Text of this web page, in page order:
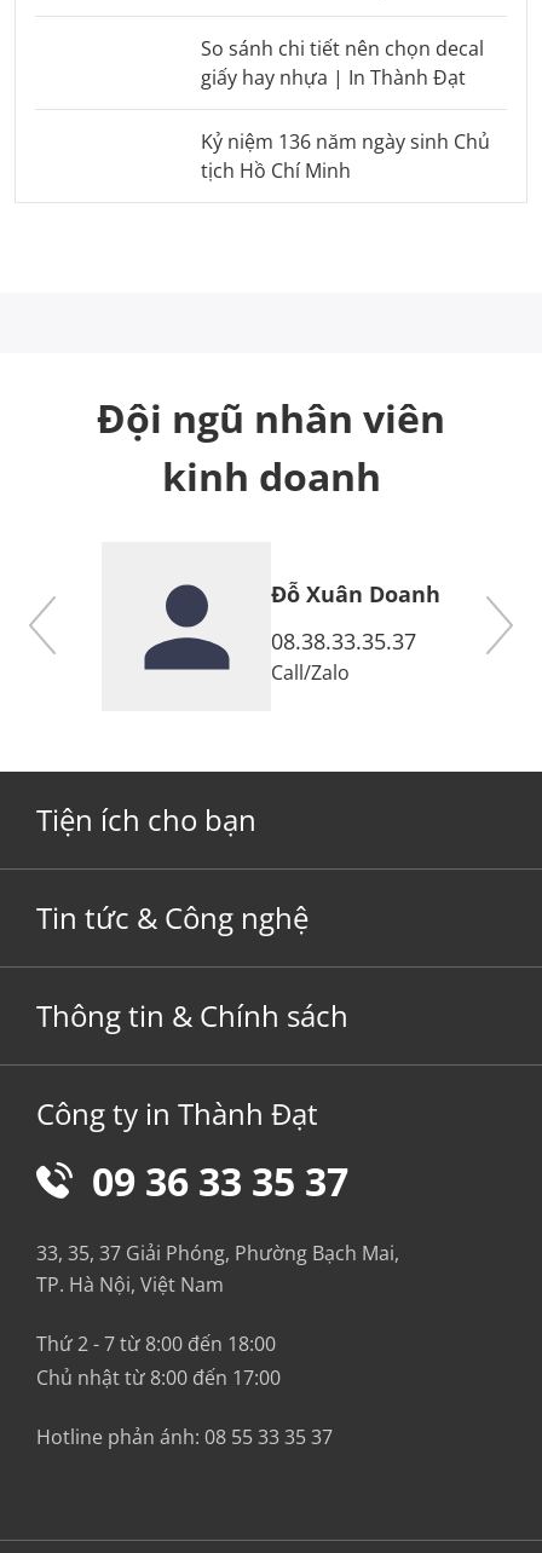
So sánh chi tiết nên chọn decal
giấy hay nhựa | In Thành Đạt
Kỷ niệm 136 năm ngày sinh Chủ
tịch Hồ Chí Minh
Đội ngũ nhân viên
kinh doanh
Đỗ Xuân Doanh
08.38.33.35.37
Call/Zalo
Tiện ích cho bạn
Tin tức & Công nghệ
Thông tin & Chính sách
Công ty in Thành Đạt
09 36 33 35 37
33, 35, 37 Giải Phóng, Phường Bạch Mai,
TP. Hà Nội, Việt Nam
Thứ 2 - 7 từ 8:00 đến 18:00
Chủ nhật từ 8:00 đến 17:00
Hotline phản ánh: 08 55 33 35 37